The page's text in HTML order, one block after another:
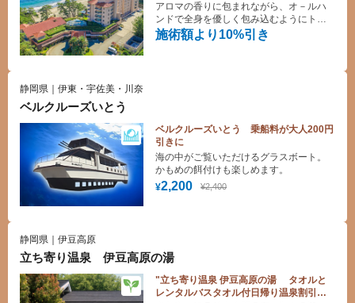
施術額より10%引き
アロマの香りに包まれながら、オ－ルハ
ンドで全身を優しく包み込むようにトリ
－トメント。 至福の時間をご堪能くださ
い。
静岡県｜伊東・宇佐美・川奈
ベルクルーズいとう
ベルクルーズいとう 乗船料が大人200円
引きに
¥2,200 ¥2,400
海の中がご覧いただけるグラスボート。
かもめの餌付けも楽しめます。
静岡県｜伊豆高原
立ち寄り温泉 伊豆高原の湯
"立ち寄り温泉 伊豆高原の湯 タオルと
レンタルバスタオル付日帰り温泉割引入